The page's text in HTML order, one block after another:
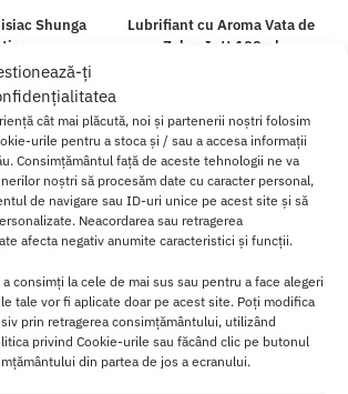
ți
cât mai plăcută, noi și partenerii noștri folosim
urile pentru a stoca și / sau a accesa informații
Consimțământul față de aceste tehnologii ne va
noștri să procesăm date cu caracter personal,
de navigare sau ID-uri unice pe acest site și să
Neacordarea sau retragerea
afecta negativ anumite caracteristici și funcții.
consimți la cele de mai sus sau pentru a face alegeri
tale vor fi aplicate doar pe acest site. Poți modifica
prin retragerea consimțământului, utilizând
privind Cookie-urile sau făcând clic pe butonul
din partea de jos a ecranului.
Shunga
(1)
Lubrifiant cu Aroma Vata de
Zahar Intt 100ml
Adaugă în coș